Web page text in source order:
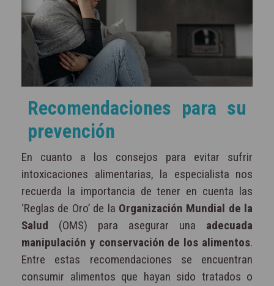
Recomendaciones para su
prevención
En cuanto a los consejos para evitar sufrir
intoxicaciones alimentarias, la especialista nos
recuerda la importancia de tener en cuenta las
‘Reglas de Oro’ de la Organización Mundial de la
Salud (OMS) para asegurar una adecuada
manipulación y conservación de los alimentos.
Entre estas recomendaciones se encuentran
consumir alimentos que hayan sido tratados o